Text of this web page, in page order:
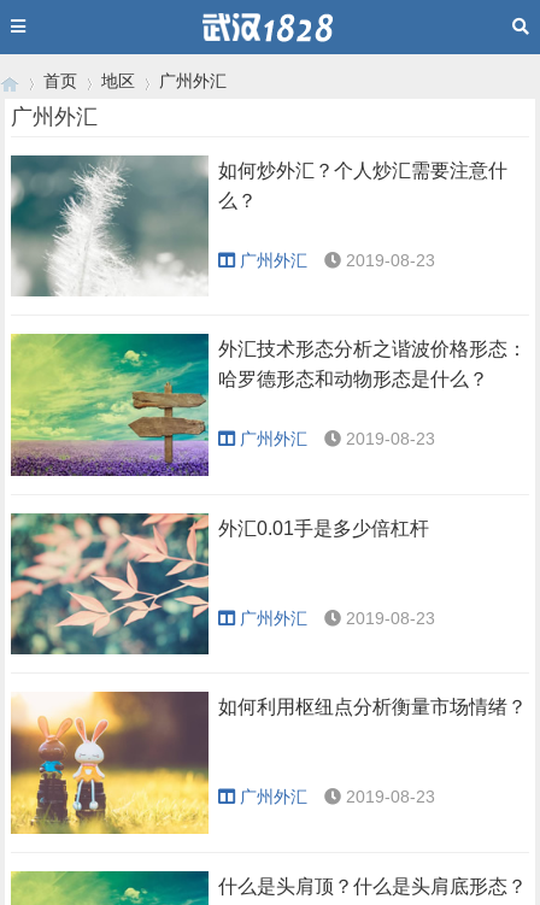
›
首页
›
地区 广州外汇
广州外汇
如何炒外汇？个人炒汇需要注意什
么？
广州外汇 2019-08-23
外汇技术形态分析之谐波价格形态：
哈罗德形态和动物形态是什么？
广州外汇 2019-08-23
外汇0.01手是多少倍杠杆
广州外汇 2019-08-23
如何利用枢纽点分析衡量市场情绪？
广州外汇 2019-08-23
什么是头肩顶？什么是头肩底形态？